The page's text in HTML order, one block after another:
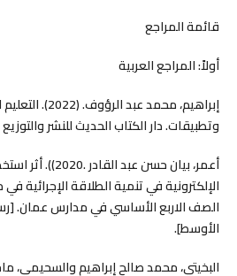
قائمة المراجع
أولاً: المراجع العربية
إبراهيم، محمد
وتطبيقات. دار الكتاب الحديث للنشر
أعمر، بيان حسن عبد
الإلكترونية في تنمية الطلاقة الإجرائية
الصف الاربع الأساسي في مدارس عمان.
الأوسط].